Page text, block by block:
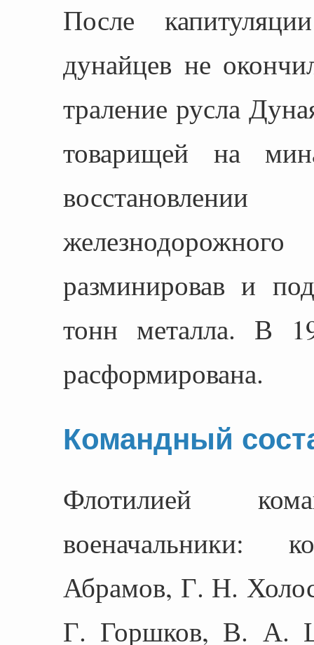
После
дунайцев не
траление русла
товарищей на
разминировав и
тонн металла. В
расформирована.
Командный
Флотилией
Абрамов, Г. Н.
Г. Горшков, В. А.